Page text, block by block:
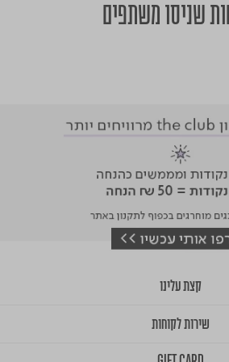
שניסו משתפים
קצת עלינו
שירות לקוחות